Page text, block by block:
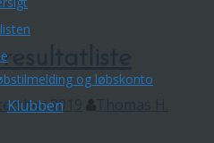
og løbskonto
Klubben
2019